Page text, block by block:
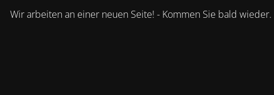
Wir arbeiten an einer neuen Seite! - Kommen Sie bald wieder.